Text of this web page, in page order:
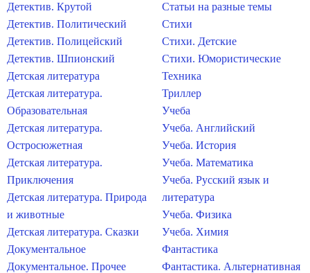
Детектив. Крутой
Детектив. Политический
Детектив. Полицейский
Детектив. Шпионский
Детская литература
Детская литература.
Образовательная
Детская литература.
Остросюжетная
Детская литература.
Приключения
Детская литература. Природа
и животные
Детская литература. Сказки
Документальное
Документальное. Прочее
Статьи на разные темы
Стихи
Стихи. Детские
Стихи. Юмористические
Техника
Триллер
Учеба
Учеба. Английский
Учеба. История
Учеба. Математика
Учеба. Русский язык и
литература
Учеба. Физика
Учеба. Химия
Фантастика
Фантастика. Альтернативная